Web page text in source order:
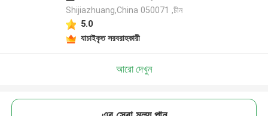
Shijiazhuang,China 050071 ,চীন
5.0
যাচাইকৃত সরবরাহকারী
আরো দেখুন